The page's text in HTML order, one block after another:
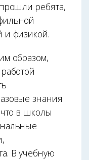
ребята,
и физикой.
образом,
знания
в школы
В учебную